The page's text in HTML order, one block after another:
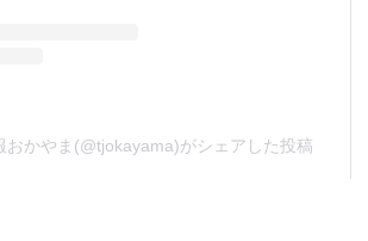
おかやま(@tjokayama)がシェアした投稿